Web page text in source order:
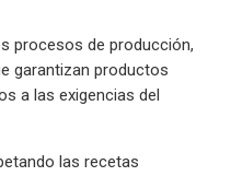
procesos de producción,
garantizan productos
a las exigencias del
las recetas